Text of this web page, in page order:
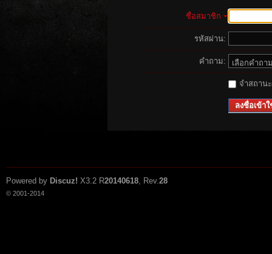
ชื่อสมาชิก
รหัสผ่าน:
คำถาม:
จำสถาน
ลงชื่อเข้าใ
Powered by Discuz! X3.2 R20140618, Rev.28
© 2001-2014